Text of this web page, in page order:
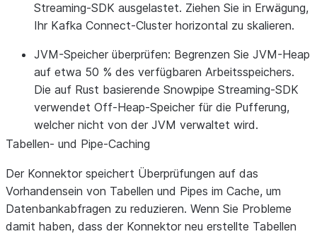
Streaming-SDK ausgelastet. Ziehen Sie in Erwägung,
Ihr Kafka Connect-Cluster horizontal zu skalieren.
JVM-Speicher überprüfen: Begrenzen Sie JVM-Heap
auf etwa 50 % des verfügbaren Arbeitsspeichers.
Die auf Rust basierende Snowpipe Streaming-SDK
verwendet Off-Heap-Speicher für die Pufferung,
welcher nicht von der JVM verwaltet wird.
Tabellen- und Pipe-Caching
Der Konnektor speichert Überprüfungen auf das
Vorhandensein von Tabellen und Pipes im Cache, um
Datenbankabfragen zu reduzieren. Wenn Sie Probleme
damit haben, dass der Konnektor neu erstellte Tabellen